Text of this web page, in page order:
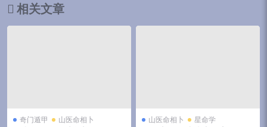
相关文章
奇门遁甲 山医命相卜 山医命相卜 星命学